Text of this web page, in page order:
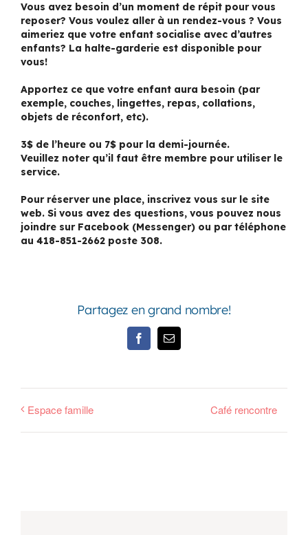
Vous avez besoin d’un moment de répit pour vous
reposer? Vous voulez aller à un rendez-vous ? Vous
aimeriez que votre enfant socialise avec d’autres
enfants? La halte-garderie est disponible pour
vous!
Apportez ce que votre enfant aura besoin (par
exemple, couches, lingettes, repas, collations,
objets de réconfort, etc).
3$ de l’heure ou 7$ pour la demi-journée.
Veuillez noter qu’il faut être membre pour utiliser le
service.
Pour réserver une place, inscrivez vous sur le site
web. Si vous avez des questions, vous pouvez nous
joindre sur Facebook (Messenger) ou par téléphone
au 418-851-2662 poste 308.
Partagez en grand nombre!
FacebookEmail
Espace famille Café rencontre